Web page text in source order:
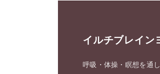
イルチブレイン
呼吸・体操・瞑想を通